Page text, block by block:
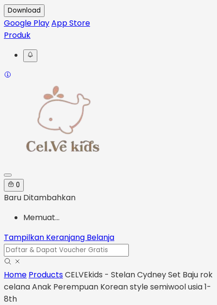
Download
Google PlayApp Store
Produk
0
Baru Ditambahkan
Memuat...
Tampilkan Keranjang Belanja
Home ProductsCELVEkids - Stelan Cydney Set Baju rok
celana Anak Perempuan Korean style semiwool usia 1-
8th